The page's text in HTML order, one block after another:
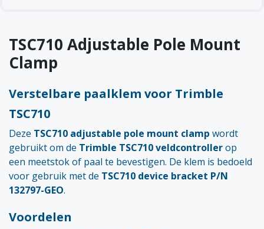
TSC710 Adjustable Pole Mount
Clamp
Verstelbare paalklem voor Trimble
TSC710
Deze TSC710 adjustable pole mount clamp wordt
gebruikt om de Trimble TSC710 veldcontrollerop
een meetstok of paal te bevestigen. De klem is bedoeld
voor gebruik met de TSC710 device bracket P/N
132797-GEO.
Voordelen